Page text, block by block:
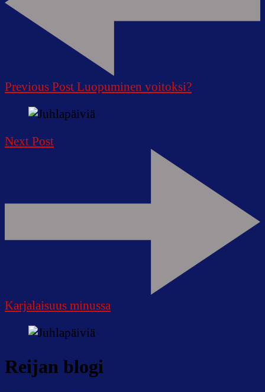
Previous Post Luopuminen voitoksi?
Next Post
Karjalaisuus minussa
Reijan blogi